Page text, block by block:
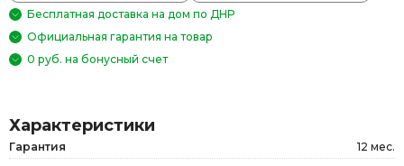
Бесплатная доставка на дом по ДНР
Официальная гарантия на товар
0 руб. на бонусный счет
Характеристики
Гарантия 12 мес.